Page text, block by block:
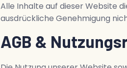
Alle Inhalte auf dieser Website
ausdrückliche Genehmigung
AGB &